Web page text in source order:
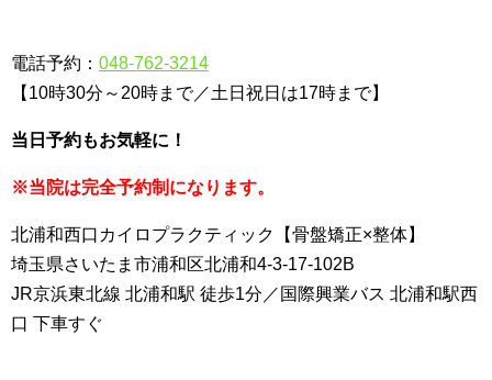
電話予約： 048-762-3214
【10時30分～20時まで／土日祝日は17時まで】
当日予約もお気軽に！
※当院は完全予約制になります。
北浦和西口カイロプラクティック【骨盤矯正×整体】
埼玉県さいたま市浦和区北浦和4-3-17-102B
JR京浜東北線 北浦和駅 徒歩1分／国際興業バス 北浦和駅西
口 下車すぐ